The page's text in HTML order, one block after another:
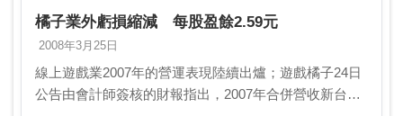
峻奧汀(3546)及韓國大廠NCs…
橘子業外虧損縮減 每股盈餘2.59元
2008年3月25日
線上遊戲業2007年的營運表現陸續出爐；遊戲橘子24日
公告由會計師簽核的財報指出，2007年合併營收新台幣